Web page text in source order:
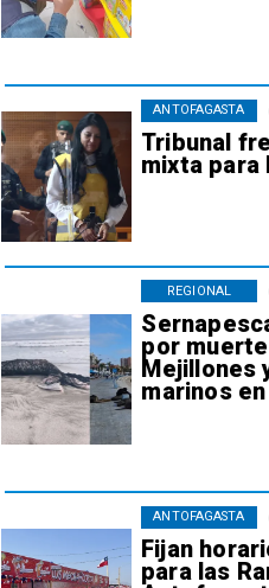
Tribunal
mixta para
ANTOFAGASTA
por
Mejillones
marinos
REGIONAL
Fijan
para las
ANTOFAGASTA